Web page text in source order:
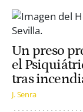
Un preso
el
tras
J. Senra